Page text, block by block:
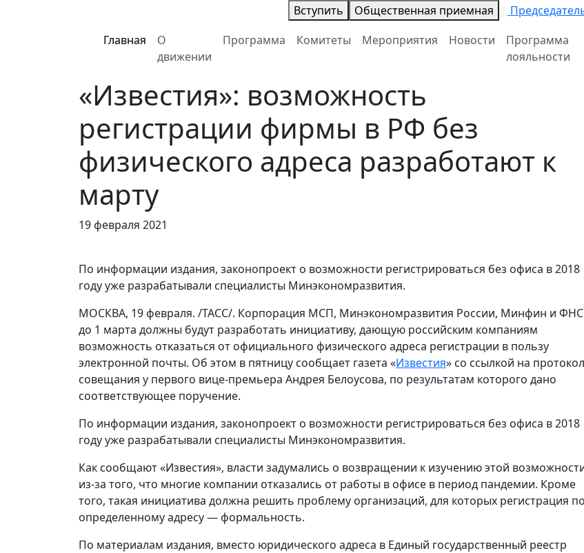
Вступить Общественная приемная
Главная
О
движении
Программа Комитеты Мероприятия Новости
Программа
лояльности
«Известия»: возможность
регистрации фирмы в РФ без
физического адреса разработают к
марту
19 февраля 2021
По информации издания, законопроект о возможности регистрироваться без офиса в 2018
году уже разрабатывали специалисты Минэкономразвития.
МОСКВА, 19 февраля. /ТАСС/. Корпорация МСП, Минэкономразвития России, Минфин и ФНС
до 1 марта должны будут разработать инициативу, дающую российским компаниям
возможность отказаться от официального физического адреса регистрации в пользу
электронной почты. Об этом в пятницу сообщает газета «Известия» со ссылкой на протокол
совещания у первого вице-премьера Андрея Белоусова, по результатам которого дано
соответствующее поручение.
По информации издания, законопроект о возможности регистрироваться без офиса в 2018
году уже разрабатывали специалисты Минэкономразвития.
Как сообщают «Известия», власти задумались о возвращении к изучению этой
из-за того, что многие компании отказались от работы в офисе в период пандемии. Кроме
того, такая инициатива должна решить проблему организаций, для которых регистрация по
определенному адресу — формальность.
По материалам издания, вместо юридического адреса в Единый государственный реестр